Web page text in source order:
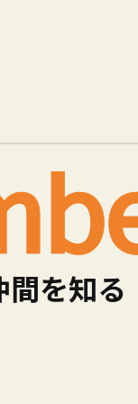
を知る